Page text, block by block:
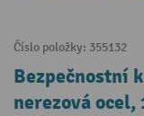
Číslo položky: 355132
Bezpečnostní
nerezová